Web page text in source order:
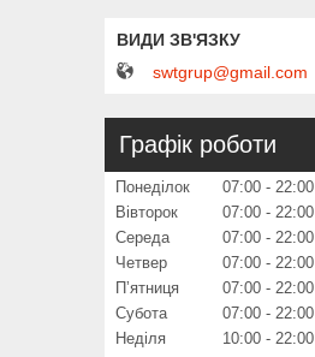
swtgrup@gmail.com
Графік роботи
Понеділок 07:00
22:00
Вівторок
07:00
22:00
Середа
07:00
22:00
Четвер
07:00
22:00
Пʼятниця
07:00
22:00
Субота
07:00
22:00
Неділя
10:00 22:00